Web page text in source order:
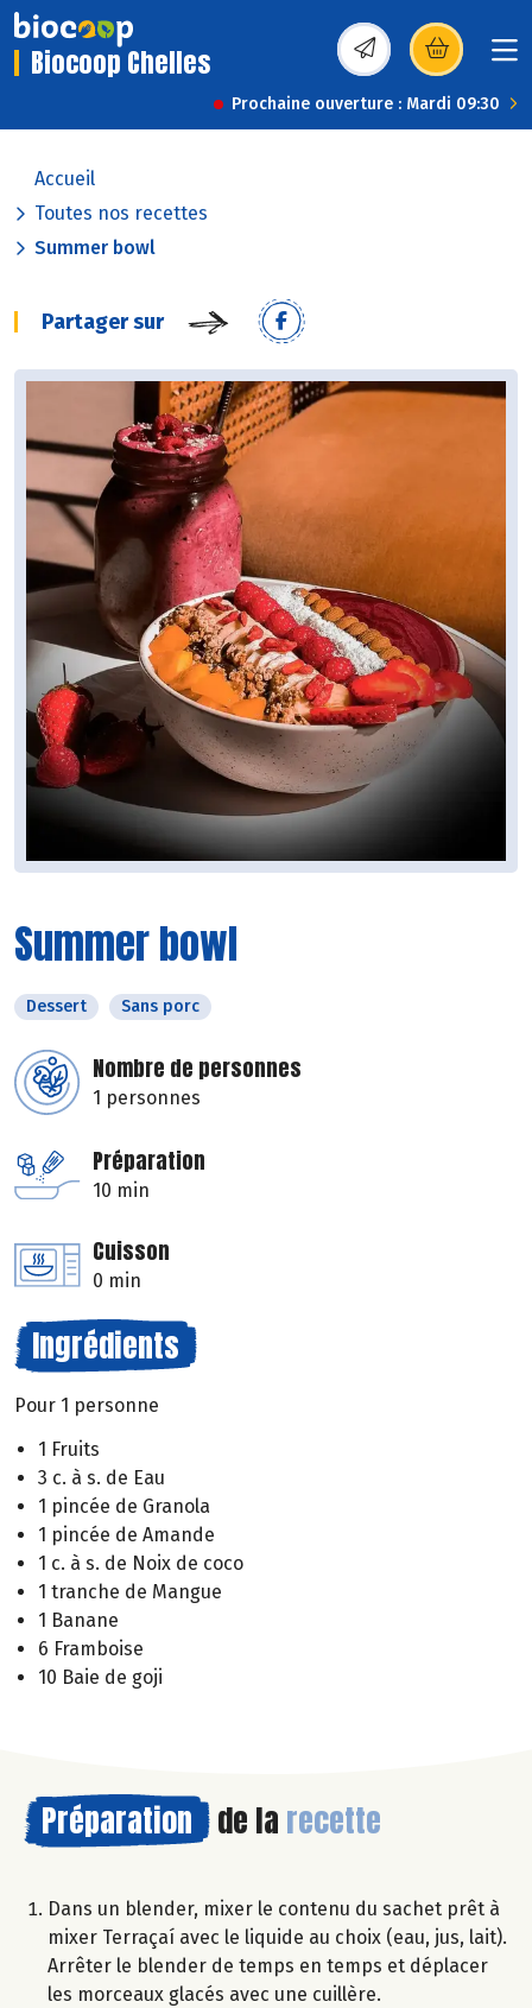
Biocoop Chelles (s’ouvre dans une
Prochaine ouverture : Mardi 09:30
Accueil
Toutes nos recettes
Summer bowl
Partager sur
Summer bowl
Dessert Sans porc
Nombre de personnes
1 personnes
Préparation
10 min
Cuisson
0 min
Ingrédients
Pour 1 personne
1 Fruits
3 c. à s. de Eau
1 pincée de Granola
1 pincée de Amande
1 c. à s. de Noix de coco
1 tranche de Mangue
1 Banane
6 Framboise
10 Baie de goji
Préparation de la recette
Dans un blender, mixer le contenu du sachet prêt à
mixer Terraçaí avec le liquide au choix (eau, jus, lait).
Arrêter le blender de temps en temps et déplacer
les morceaux glacés avec une cuillère.